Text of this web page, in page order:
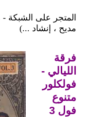
المتجر على الشبكة
مديح ، إنشاد ...)
فرقة
الليالي -
فولكلور
متنوع
فول 3